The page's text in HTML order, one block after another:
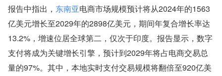
报告中指出， 东南亚电商市场规模预计将从2024年的1563
亿美元增长至2029年的2898亿美元，期间年复合增长率达
13.2%，增速位居全球第二，仅次于印度。报告显示，数字
支付将成为关键增长引擎，预计到2029年将占电商交易总
量的97%。其中，本地实时支付交易规模将翻倍至920亿美